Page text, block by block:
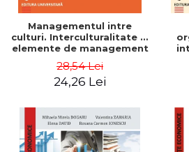
Managementul intre
culturi. Interculturalitate si
elemente de management
Dumitrascu
28,54 Lei
24,26 Lei